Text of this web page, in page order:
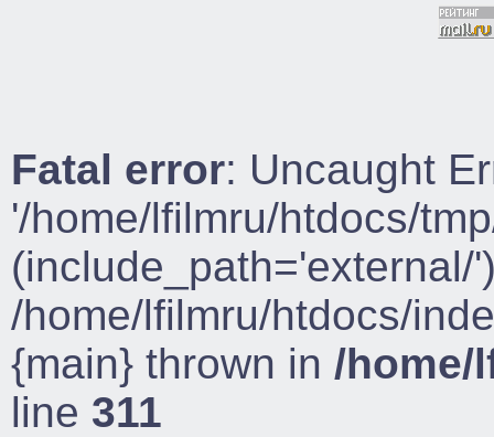
Fatal error: Uncaught
'/home/lfilmru/htdocs/
(include_path='external/
/home/lfilmru/htdocs/
{main} thrown in /home/
line 311